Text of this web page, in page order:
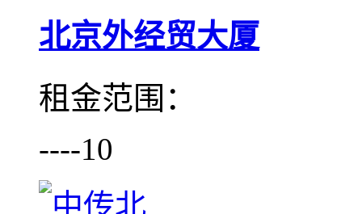
北京外经贸大厦
租金范围：
----10